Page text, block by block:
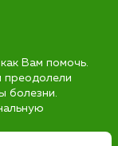
Вам помочь.
преодолели
болезни.